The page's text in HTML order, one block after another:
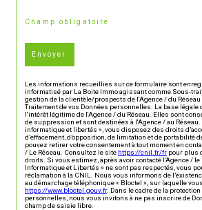
* Champ obligatoire
Envoyer
Les informations recueillies sur ce formulaire sont
informatisé par La Boite Immo agissant comme Sous-
gestion de la clientèle/prospects de l'Agence / du
Traitement de vos Données personnelles. La base
l'intérêt légitime de l'Agence / du Réseau. Elles sont
de suppression et sont destinées à l'Agence / au Réseau.
informatique et libertés », vous disposez des droits
d’effacement, d’opposition, de limitation et de portabilité
pouvez retirer votre consentement à tout moment en
/ Le Réseau. Consultez le site https://cnil.fr/fr pour plus
droits. Si vous estimez, après avoir contacté l'Agence / le
Informatique et Libertés » ne sont pas respectés, vous
réclamation à la CNIL. Nous vous informons de
au démarchage téléphonique « Bloctel », sur laquelle
https://www.bloctel.gouv.fr. Dans le cadre de la
personnelles, nous vous invitons à ne pas inscrire de
champ de saisie libre.